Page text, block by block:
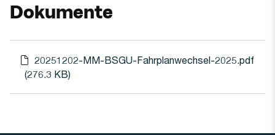
Dokumente
20251202-MM-BSGU-Fahrplanwechsel-2025.pdf
(276.3 KB)